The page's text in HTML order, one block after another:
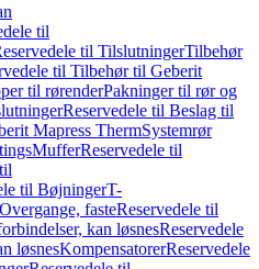
til
til TilslutningerTilbehør
til Tilbehør til Geberit
til rørenderPakninger til rør og
Reservedele til Beslag til
Mapress ThermSystemrør
MufferReservedele til
til BøjningerT-
Overgange, fasteReservedele til
kan løsnesReservedele
løsnesKompensatorerReservedele